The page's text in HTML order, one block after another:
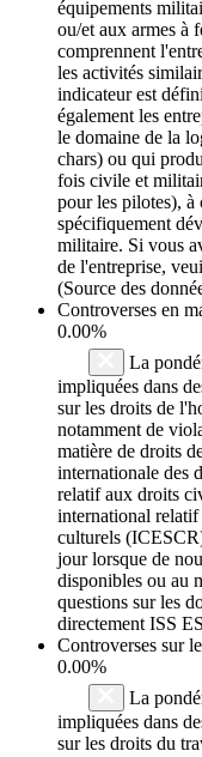
équipements
ou/et aux armes à
comprennent
les activités
indicateur est
également les
le domaine de la
chars) ou qui
fois civile et
pour les pilotes), à
spécifiquement
militaire. Si vous
de l'entreprise,
(Source des
Controverses en
0.00%
La
impliquées dans
sur les droits de
notamment de
matière de droits
internationale des
relatif aux droits
international
culturels
jour lorsque de
disponibles ou au
questions sur les
directement ISS
Controverses sur
0.00%
La
impliquées dans
sur les droits du